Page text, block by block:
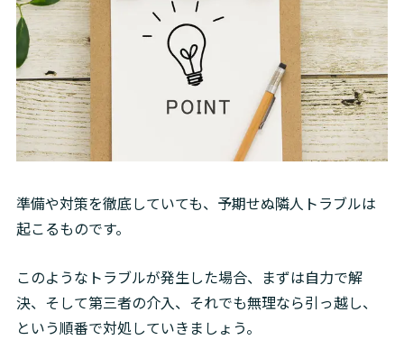
準備や対策を徹底していても、予期せぬ隣人トラブルは
起こるものです。
このようなトラブルが発生した場合、まずは自力で解
決、そして第三者の介入、それでも無理なら引っ越し、
という順番で対処していきましょう。